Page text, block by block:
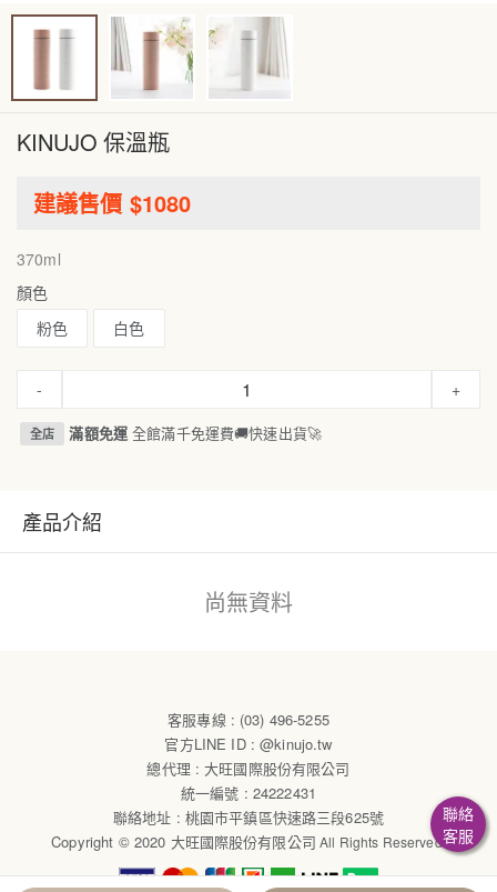
KINUJO 保溫瓶
建議售價 $1080
370ml
顏色
粉色
白色
- +
全店 滿額免運全館滿千免運費🚚快速出貨🚀
產品介紹
尚無資料
客服專線 : (03) 496-5255
官方LINE ID:@kinujo.tw
總代理 : 大旺國際股份有限公司
統一編號 : 24222431
聯絡地址 : 桃園市平鎮區快速路三段625號
Copyright © 2020 大旺國際股份有限公司 All Rights Reserved.
聯絡
客服